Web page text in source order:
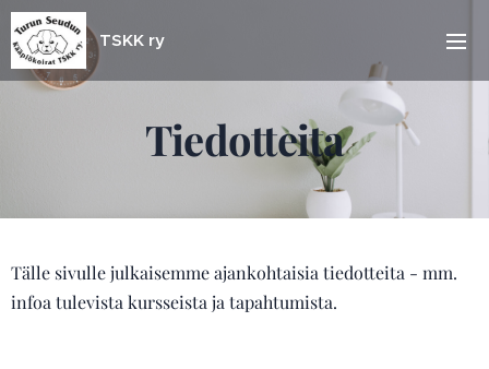
TSKK ry
Tiedotteita
Tälle sivulle julkaisemme ajankohtaisia tiedotteita - mm.
infoa tulevista kursseista ja tapahtumista.